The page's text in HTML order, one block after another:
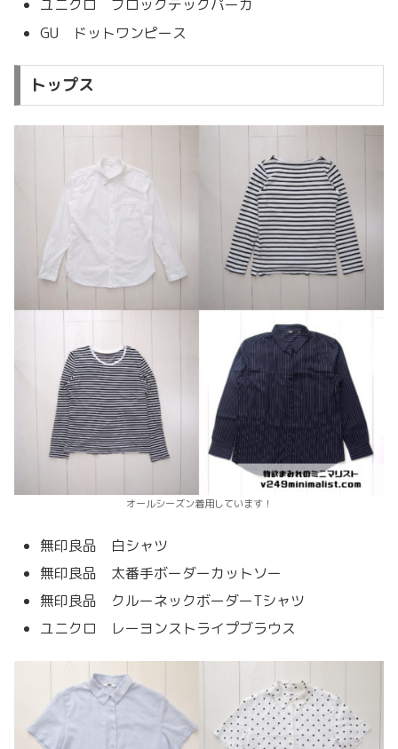
ユニクロ ブロックテックパーカ
GU ドットワンピース
トップス
オールシーズン着用しています！
無印良品 白シャツ
無印良品 太番手ボーダーカットソー
無印良品 クルーネックボーダーTシャツ
ユニクロ レーヨンストライプブラウス